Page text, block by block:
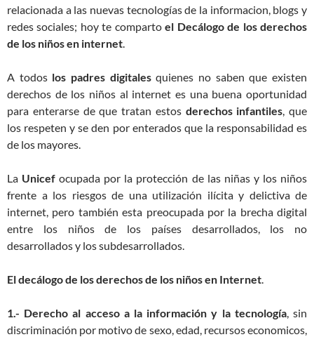
relacionada a las nuevas tecnologías de la informacion, blogs y
redes sociales; hoy te compartoel Decálogo de los derechos
de los niños en internet
A todos los padres digitalesquienes no saben que existen
derechos de los niños al internet es una buena oportunidad
para enterarse de que tratan estos derechos infantiles , que
los respeten y se den por enterados que la responsabilidad es
de los mayores.
La Unicef ocupada por la protección de las niñas y los niños
frente a los riesgos de una utilización ilícita y delictiva de
internet, pero también esta preocupada por la brecha digital
entre los niños de los países desarrollados, los no
desarrollados y los subdesarrollados.
El decálogo de los derechos de los niños en Internet
1.- Derecho al acceso a la información y la tecnología, sin
discriminación por motivo de sexo, edad, recursos economicos,